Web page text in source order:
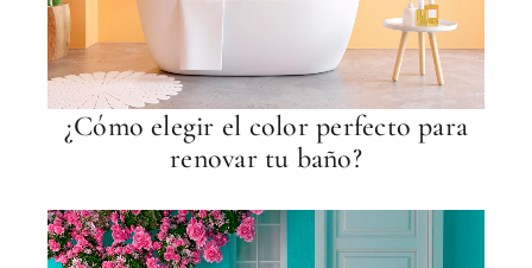
¿Cómo elegir el color perfecto para
renovar tu baño?